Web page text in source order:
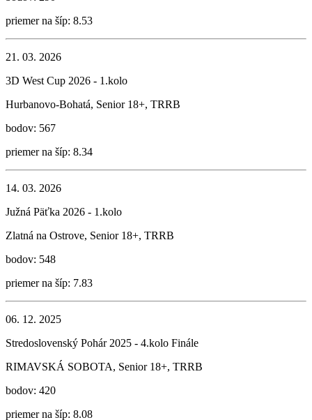
priemer na šíp: 8.53
21. 03. 2026
3D West Cup 2026 - 1.kolo
Hurbanovo-Bohatá, Senior 18+, TRRB
bodov: 567
priemer na šíp: 8.34
14. 03. 2026
Južná Päťka 2026 - 1.kolo
Zlatná na Ostrove, Senior 18+, TRRB
bodov: 548
priemer na šíp: 7.83
06. 12. 2025
Stredoslovenský Pohár 2025 - 4.kolo Finále
RIMAVSKÁ SOBOTA, Senior 18+, TRRB
bodov: 420
priemer na šíp: 8.08